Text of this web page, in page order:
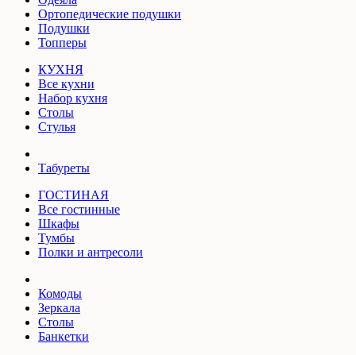
Ортопедические подушки
Подушки
Топперы
КУХНЯ
Все кухни
Набор кухня
Столы
Стулья
Табуреты
ГОСТИНАЯ
Все гостинные
Шкафы
Тумбы
Полки и антресоли
Комоды
Зеркала
Столы
Банкетки